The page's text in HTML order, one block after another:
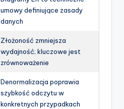
umowy definiujące zasady
danych
Złożoność zmniejsza
wydajność; kluczowe jest
zrównoważenie
Denormalizacja poprawia
szybkość odczytu w
konkretnych przypadkach